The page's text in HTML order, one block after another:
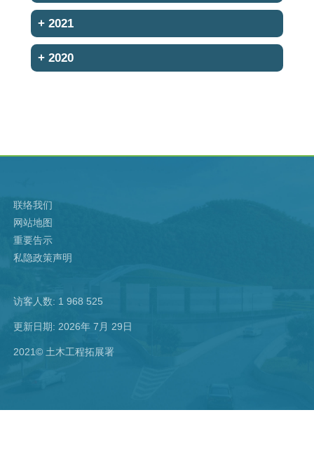
+ 2021
+ 2020
联络我们
网站地图
重要告示
私隐政策声明
访客人数: 1 968 525
更新日期: 2026年 7月 29日
2021© 土木工程拓展署